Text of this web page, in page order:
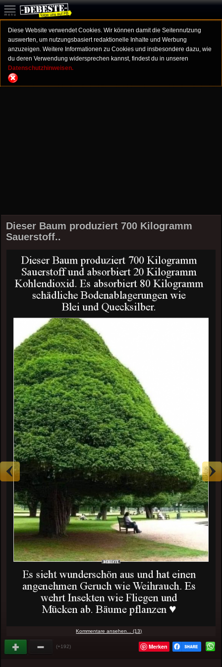
Diese Website verwendet Cookies. Wir können damit die Seitennutzung
auswerten, um nutzungsbasiert redaktionelle Inhalte und Werbung
anzuzeigen. Weitere Informationen zu Cookies und insbesondere dazu, wie
du deren Verwendung widersprechen kannst, findest du in unseren
Datenschutzhinweisen.
Dieser Baum produziert 700 Kilogramm
Sauerstoff..
Kommentare ansehen... (13)
(+192) Merken